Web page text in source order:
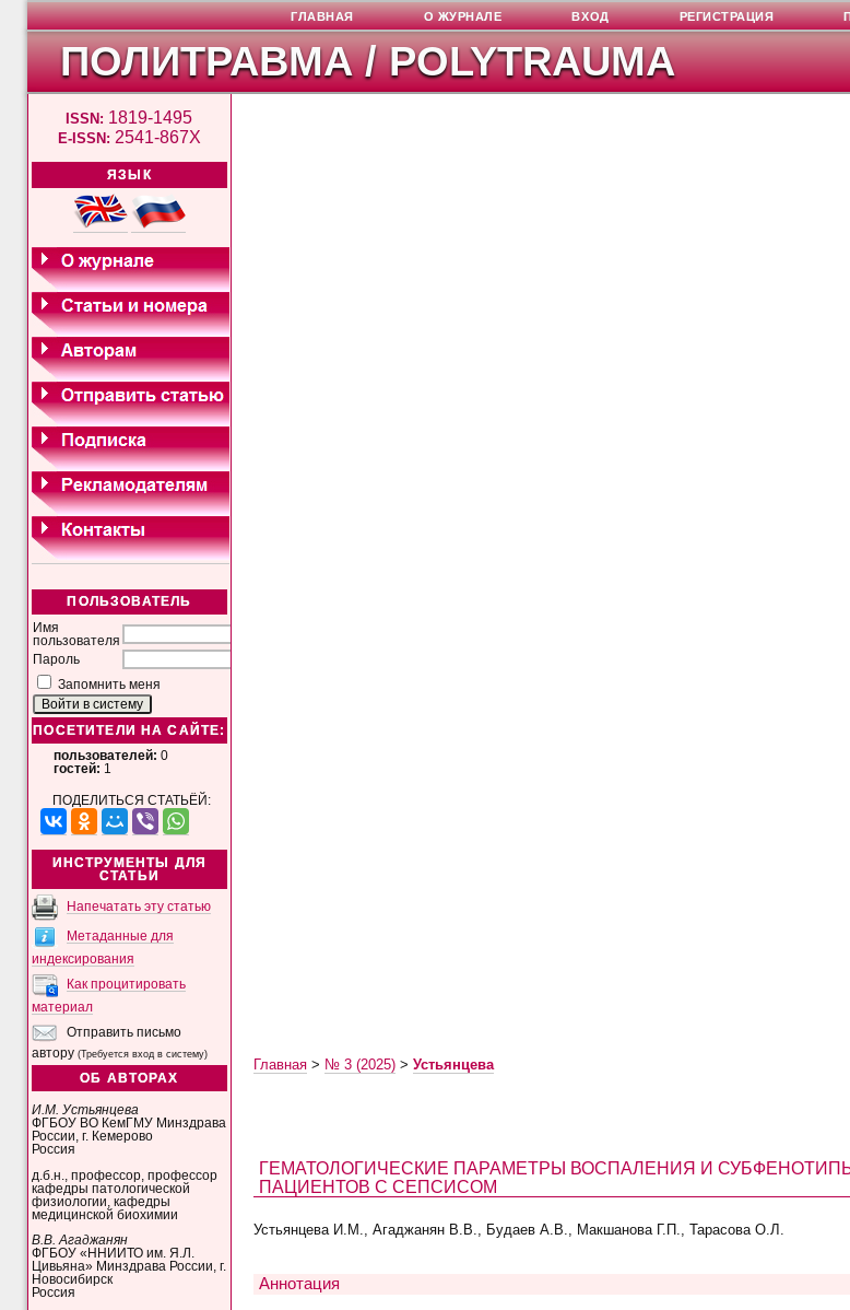
ПОЛИТРАВМА / POLYTRAUMA
ISSN: 1819-1495
E-ISSN: 2541-867X
ЯЗЫК
ПОЛЬЗОВАТЕЛЬ
Имя
пользователя
Пароль
Запомнить меня
ПОСЕТИТЕЛИ НА САЙТЕ:
пользователей: 0
гостей: 1
ПОДЕЛИТЬСЯ СТАТЬЁЙ:
ИНСТРУМЕНТЫ ДЛЯ
СТАТЬИ
Напечатать эту статью
Метаданные для
индексирования
Как процитировать
материал
Отправить письмо
автору(Требуется вход в систему)
ОБ АВТОРАХ
И.М. Устьянцева
ФГБОУ ВО КемГМУ Минздрава
России, г. Кемерово
Россия
д.б.н., профессор, профессор
кафедры патологической
физиологии, кафедры
медицинской биохимии
В.В. Агаджанян
ФГБОУ «ННИИТО им. Я.Л.
Цивьяна» Минздрава России, г.
Новосибирск
Россия
ГЛАВНАЯ О ЖУРНАЛЕ ВХОД РЕГИСТРАЦИЯ
Главная> № 3 (2025)> Устьянцева
ГЕМАТОЛОГИЧЕСКИЕ ПАРАМЕТРЫ ВОСПАЛЕНИЯ И
ПАЦИЕНТОВ С СЕПСИСОМ
Устьянцева И.М., Агаджанян В.В., Будаев А.В., Макшанова Г.П., Тарасова О.Л.
Аннотация